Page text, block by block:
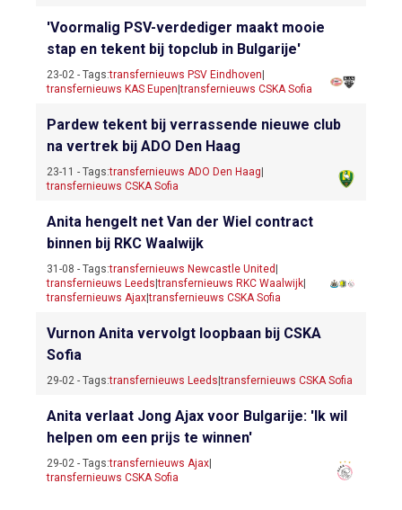
'Voormalig PSV-verdediger maakt mooie
stap en tekent bij topclub in Bulgarije'
23-02 - Tags:transfernieuws PSV Eindhoven
transfernieuws KAS Eupen |transfernieuws CSKA Sofia
Pardew tekent bij verrassende nieuwe club
na vertrek bij ADO Den Haag
23-11 - Tags:transfernieuws ADO Den Haag
transfernieuws CSKA Sofia
Anita hengelt net Van der Wiel contract
binnen bij RKC Waalwijk
31-08 - Tags:transfernieuws Newcastle United
transfernieuws Leeds |transfernieuws RKC Waalwijk
transfernieuws Ajax|transfernieuws CSKA Sofia
Vurnon Anita vervolgt loopbaan bij CSKA
Sofia
29-02 - Tags:transfernieuws Leeds |transfernieuws CSKA Sofia
Anita verlaat Jong Ajax voor Bulgarije: 'Ik wil
helpen om een prijs te winnen'
29-02 - Tags:transfernieuws Ajax
transfernieuws CSKA Sofia